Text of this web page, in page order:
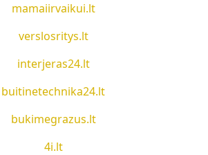
mamaiirvaikui.lt
verslosritys.lt
interjeras24.lt
buitinetechnika24.lt
bukimegrazus.lt
4i.lt